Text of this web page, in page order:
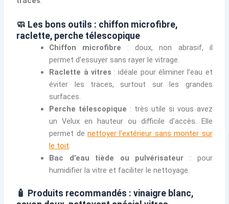
🧼 Les bons outils : chiffon microfibre,
raclette, perche télescopique
Chiffon microfibre : doux, non abrasif, il
permet d’essuyer sans rayer le vitrage.
Raclette à vitres : idéale pour éliminer l’eau et
éviter les traces, surtout sur les grandes
surfaces.
Perche télescopique : très utile si vous avez
un Velux en hauteur ou difficile d’accès. Elle
permet de nettoyer l’extérieur sans monter sur
le toit.
Bac d’eau tiède ou pulvérisateur : pour
humidifier la vitre et faciliter le nettoyage.
🧴 Produits recommandés : vinaigre blanc,